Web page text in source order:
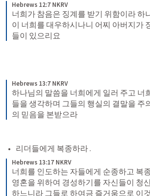
Hebrews 12:7 NKRV
너희가 참음은 징계를 받기 위함이라 하
이 너희를 대우하시나니 어찌 아버지가
들이 있으리요
Hebrews 13:7 NKRV
하나님의 말씀을 너희에게 일러 주고 너
들을 생각하며 그들의 행실의 결말을 주
의 믿음을 본받으라
리더들에게 복종하라 .
Hebrews 13:17 NKRV
너희를 인도하는 자들에게 순종하고 복
영혼을 위하여 경성하기를 자신들이 청
하느니라 그들로 하여금 즐거움으로 이